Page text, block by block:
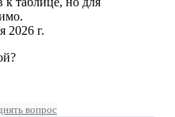
2026 г.
вопрос